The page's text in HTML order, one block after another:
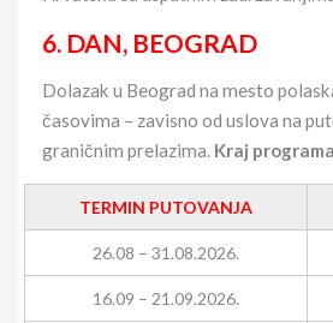
6. DAN, BEOGRAD
Dolazak u Beograd na mesto
časovima – zavisno od uslova na
graničnim prelazima. Kraj programa
TERMIN PUTOVANJA
26.08 – 31.08.2026.
16.09 – 21.09.2026.